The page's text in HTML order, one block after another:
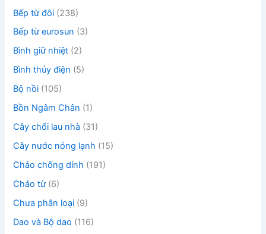
Bếp từ đôi (238)
Bếp từ eurosun (3)
Bình giữ nhiệt (2)
Bình thủy điện (5)
Bộ nồi (105)
Bồn Ngâm Chân (1)
Cây chổi lau nhà (31)
Cây nước nóng lạnh (15)
Chảo chống dính (191)
Chảo từ (6)
Chưa phân loại (9)
Dao và Bộ dao (116)